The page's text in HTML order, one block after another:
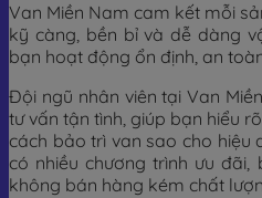
Van Miền Nam cam kết mỗi
kỹ càng, bền bỉ và dễ dàng
bạn hoạt động ổn định, an
Đội ngũ nhân viên tại Van
tư vấn tận tình, giúp bạn hiểu
cách bảo trì van sao cho hiệu
có nhiều chương trình ưu
không bán hàng kém chất